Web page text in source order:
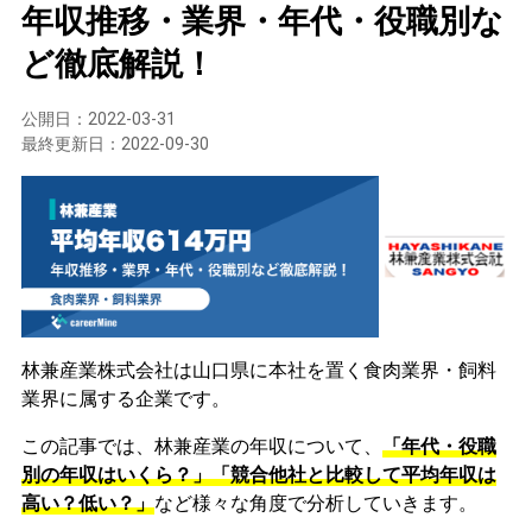
年収推移・業界・年代・役職別な
ど徹底解説！
公開日： 2022-03-31
最終更新日： 2022-09-30
林兼産業株式会社は山口県に本社を置く食肉業界・飼料
業界に属する企業です。
この記事では、林兼産業の年収について、 「年代・役職
別の年収はいくら？」「競合他社と比較して平均年収は
高い？低い？」など様々な角度で分析していきます。